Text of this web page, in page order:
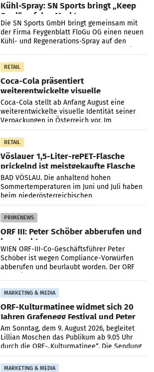
Kühl-Spray: SN Sports bringt „Keep
Cool“ auf den Markt
Die SN Sports GmbH bringt gemeinsam mit
der Firma Feygenblatt FloGu OG einen neuen
Kühl- und Regenerations-Spray auf den
RETAIL
Coca-Cola präsentiert
weiterentwickelte visuelle
Markenidentität
Coca-Cola stellt ab Anfang August eine
weiterentwickelte visuelle Identität seiner
Verpackungen in Österreich vor. Im
Mittelpunkt des Redesigns stehen zentrale
Gestaltungselemente
RETAIL
Vöslauer 1,5-Liter-rePET-Flasche
prickelnd ist meistgekaufte Flasche
Österreichs
BAD VÖSLAU. Die anhaltend hohen
Sommertemperaturen im Juni und Juli haben
beim niederösterreichischen
Getränkehersteller Vöslauer zu deutlichen
Absatzzuwächsen geführt. Während
PRIMENEWS
ORF III: Peter Schöber abberufen und
beurlaubt
WIEN ORF-III-Co-Geschäftsführer Peter
Schöber ist wegen Compliance-Vorwürfen
abberufen und beurlaubt worden. Der ORF
MARKETING & MEDIA
ORF-Kulturmatinee widmet sich 20
Jahren Grafenegg Festival und Peter
Simonischek
Am Sonntag, dem 9. August 2026, begleitet
Lillian Moschen das Publikum ab 9.05 Uhr
durch die ORF-„Kulturmatinee“. Die Sendung
startet mit der Dokumentation „20 Jahre
Grafenegg
MARKETING & MEDIA